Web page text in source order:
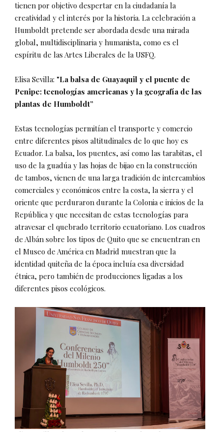
tienen por objetivo despertar en la ciudadanía la
creatividad y el interés por la historia. La celebración a
Humboldt pretende ser abordada desde una mirada
global, multidisciplinaria y humanista, como es el
espíritu de las Artes Liberales de la USFQ.
Elisa Sevilla: "La balsa de Guayaquil y el puente de
Penipe: tecnologías americanas y la geografía de las
plantas de Humboldt”
Estas tecnologías permitían el transporte y comercio
entre diferentes pisos altitudinales de lo que hoy es
Ecuador. La balsa, los puentes, así como las tarabitas, el
uso de la guadúa y las hojas de bijao en la construcción
de tambos, vienen de una larga tradición de intercambios
comerciales y económicos entre la costa, la sierra y el
oriente que perduraron durante la Colonia e inicios de la
República y que necesitan de estas tecnologías para
atravesar el quebrado territorio ecuatoriano. Los cuadros
de Albán sobre los tipos de Quito que se encuentran en
el Museo de América en Madrid muestran que la
identidad quiteña de la época incluía esa diversidad
étnica, pero también de producciones ligadas a los
diferentes pisos ecológicos.